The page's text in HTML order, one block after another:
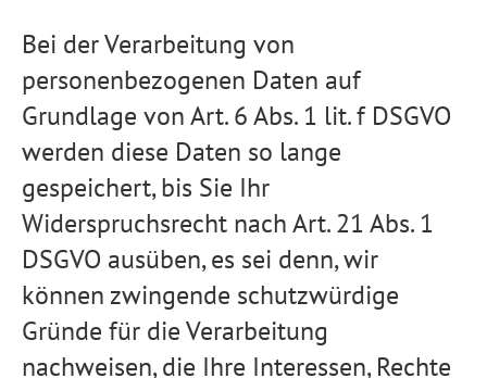
Bei der Verarbeitung von
personenbezogenen Daten auf
Grundlage von Art. 6 Abs. 1 lit. f DSGVO
werden diese Daten so lange
gespeichert, bis Sie Ihr
Widerspruchsrecht nach Art. 21 Abs. 1
DSGVO ausüben, es sei denn, wir
können zwingende schutzwürdige
Gründe für die Verarbeitung
nachweisen, die Ihre Interessen, Rechte